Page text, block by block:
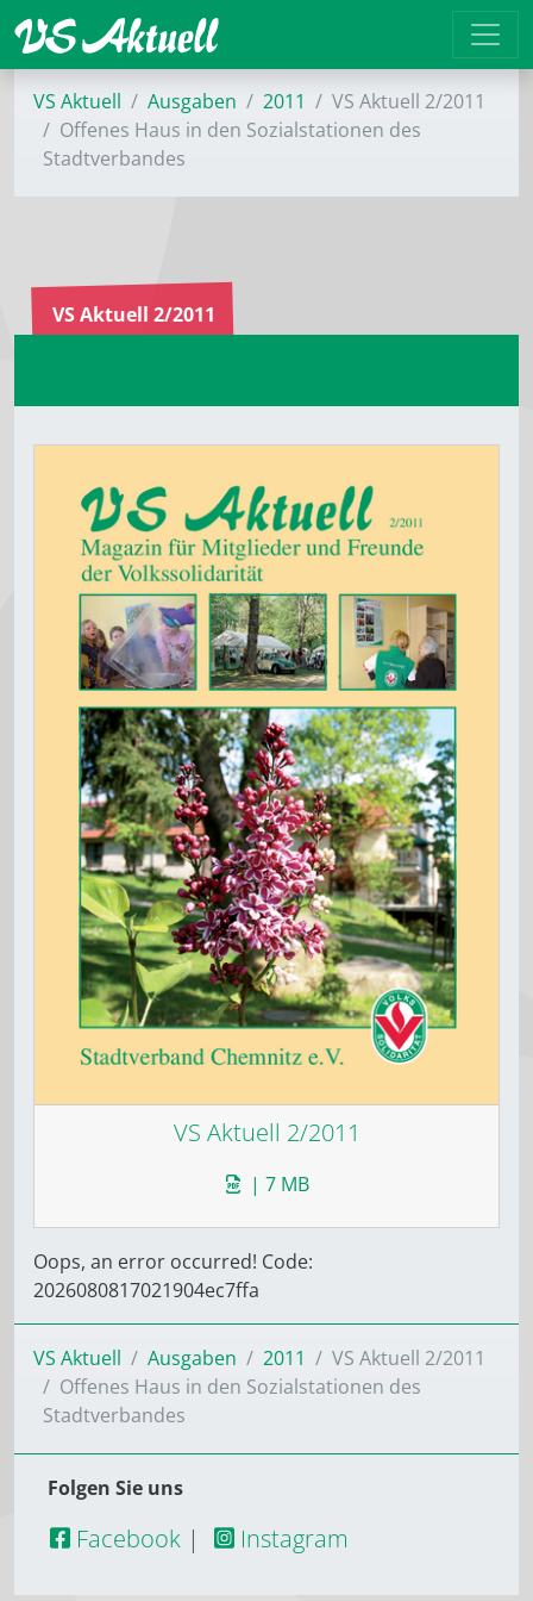
VS Aktuell Ausgaben 2011
VS Aktuell 2/2011
Offenes Haus in den Sozialstationen des
Stadtverbandes
VS Aktuell 2/2011
VS Aktuell 2/2011
| 7 MB
Oops, an error occurred! Code:
2026080817021904ec7ffa
VS Aktuell Ausgaben 2011
VS Aktuell 2/2011
Offenes Haus in den Sozialstationen des
Stadtverbandes
Folgen Sie uns
Facebook | Instagram